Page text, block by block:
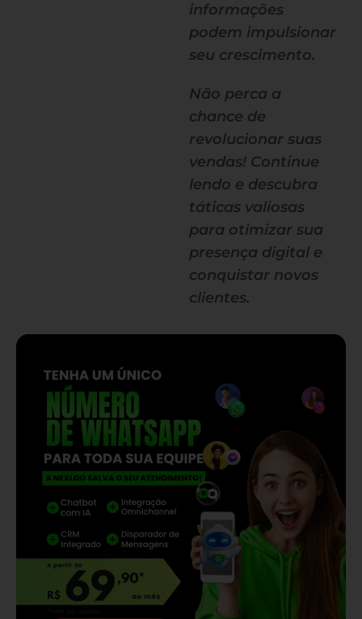
informações
podem impulsionar
seu crescimento.
Não perca a
chance de
revolucionar suas
vendas! Continue
lendo e descubra
táticas valiosas
para otimizar sua
presença digital e
conquistar novos
clientes.